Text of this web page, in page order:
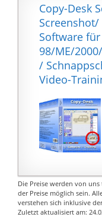
Copy-Desk
Software
98/ME/
/
Video-
Die Preise werden von
der Preise möglich sein.
verstehen sich inklusive
Zuletzt aktualisiert am: